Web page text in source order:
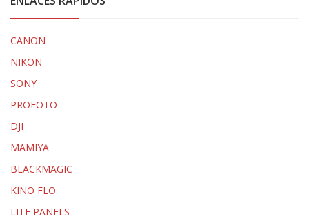
CANON
NIKON
SONY
PROFOTO
DJI
MAMIYA
BLACKMAGIC
KINO FLO
LITE PANELS